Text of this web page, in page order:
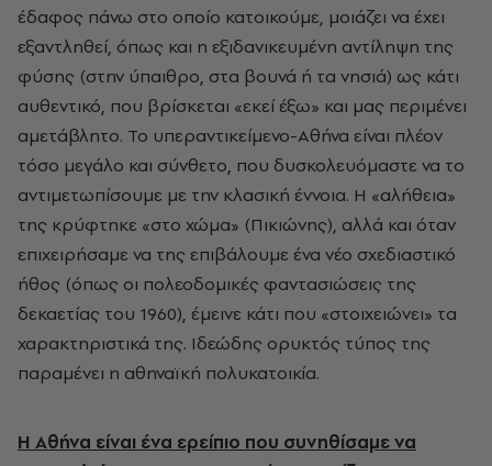
έδαφος πάνω στο οποίο κατοικούμε, μοιάζει να έχει
εξαντληθεί, όπως και η εξιδανικευμένη αντίληψη της
φύσης (στην ύπαιθρο, στα βουνά ή τα νησιά) ως κάτι
αυθεντικό, που βρίσκεται «εκεί έξω» και μας περιμένει
αμετάβλητο. Το υπεραντικείμενο-Αθήνα είναι πλέον
τόσο μεγάλο και σύνθετο, που δυσκολευόμαστε να το
αντιμετωπίσουμε με την κλασική έννοια. Η «αλήθεια»
της κρύφτηκε «στο χώμα» (Πικιώνης), αλλά και όταν
επιχειρήσαμε να της επιβάλουμε ένα νέο σχεδιαστικό
ήθος (όπως οι πολεοδομικές φαντασιώσεις της
δεκαετίας του 1960), έμεινε κάτι που «στοιχειώνει» τα
χαρακτηριστικά της. Ιδεώδης ορυκτός τύπος της
παραμένει η αθηναϊκή πολυκατοικία.
Η Αθήνα είναι ένα ερείπιο που συνηθίσαμε να